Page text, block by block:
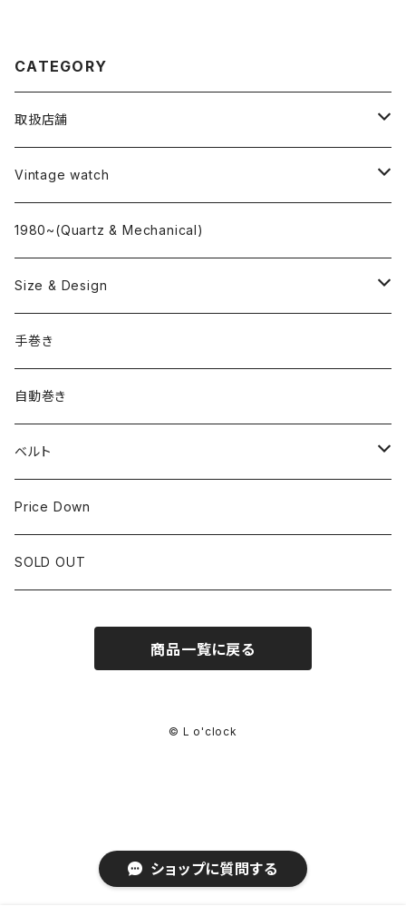
ショップに質問する
CATEGORY
取扱店舗
L o'clock
"delve"
Vintage watch
海外ブランド
OMEGA
ROLEX
国産ブランド
SEIKO
CITIZEN
1980~(Quartz & Mechanical)
Size & Design
~24.9mm
25mm~29.9mm
30mm~34.9mm
35mm~39.9mm
40mm~
手巻き
自動巻き
ベルト
HIRSCHベルト
SSブレスレット
Price Down
SOLD OUT
商品一覧に戻る
© L o'clock